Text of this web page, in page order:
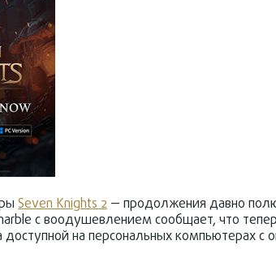
Seven Knights 2 — продолжения давно
с воодушевлением сообщает, что
на персональных компьютерах с